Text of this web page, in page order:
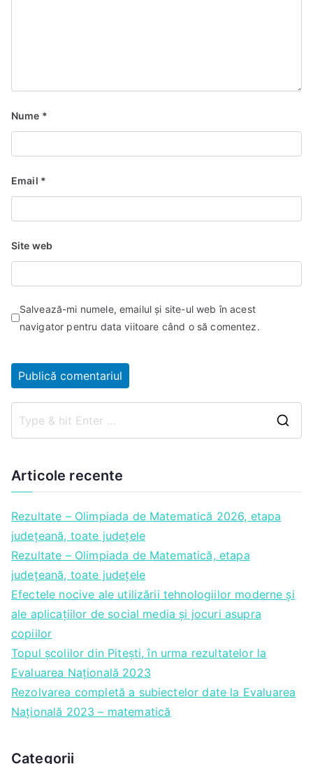
Nume *
Email *
Site web
Salvează-mi numele, emailul și site-ul web în acest
navigator pentru data viitoare când o să comentez.
Articole recente
Rezultate – Olimpiada de Matematică 2026, etapa
județeană, toate județele
Rezultate – Olimpiada de Matematică, etapa
județeană, toate județele
Efectele nocive ale utilizării tehnologiilor moderne și
ale aplicațiilor de social media și jocuri asupra
copiilor
Topul școlilor din Pitești, în urma rezultatelor la
Evaluarea Națională 2023
Rezolvarea completă a subiectelor date la Evaluarea
Națională 2023 – matematică
Categorii